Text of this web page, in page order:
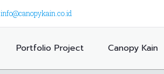
info@canopykain.co.id
Portfolio Project Canopy Kain